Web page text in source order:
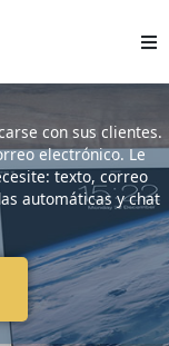
nosotros
con sus clientes.
electrónico. Le
texto, correo
automáticas y chat